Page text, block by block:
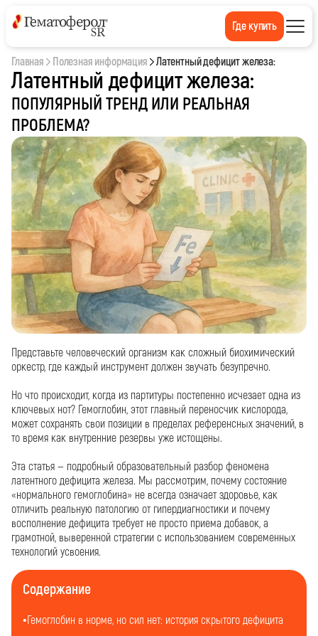
Где купить
Главная Полезная информация Латентный дефицит железа:
Латентный дефицит железа:
ПОПУЛЯРНЫЙ ТРЕНД ИЛИ РЕАЛЬНАЯ
ПРОБЛЕМА?
Представьте человеческий организм как сложный биохимический
оркестр, где каждый инструмент должен звучать безупречно.
Но что происходит, когда из партитуры постепенно исчезает одна из
ключевых нот? Гемоглобин, этот главный переносчик кислорода,
может сохранять свои позиции в пределах референсных значений, в
то время как внутренние резервы уже истощены.
Эта статья — подробный образовательный разбор феномена
латентного дефицита железа. Мы рассмотрим, почему состояние
«нормального гемоглобина» не всегда означает здоровье, как
отличить реальную патологию от гипердиагностики и почему
восполнение дефицита требует не просто приема добавок, а
грамотной, выверенной стратегии с использованием современных
технологий усвоения.
Содержание
Гемоглобин в норме, но сил нет: история скрытого дефицита